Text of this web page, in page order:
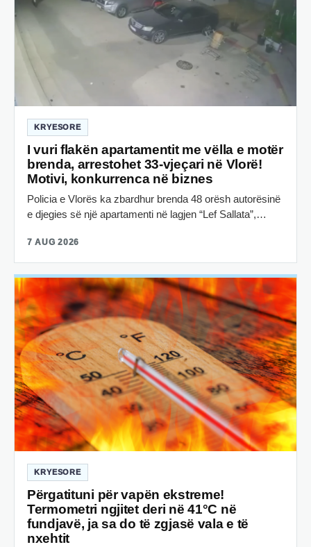
KRYESORE
I vuri flakën apartamentit me vëlla e motër
brenda, arrestohet 33-vjeçari në Vlorë!
Motivi, konkurrenca në biznes
Policia e Vlorës ka zbardhur brenda 48 orësh autorësinë
e djegies së një apartamenti në lagjen “Lef Sallata”,…
7 AUG 2026
KRYESORE
Përgatituni për vapën ekstreme!
Termometri ngjitet deri në 41°C në
fundjavë, ja sa do të zgjasë vala e të
nxehtit